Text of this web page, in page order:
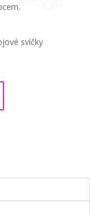
svíčky